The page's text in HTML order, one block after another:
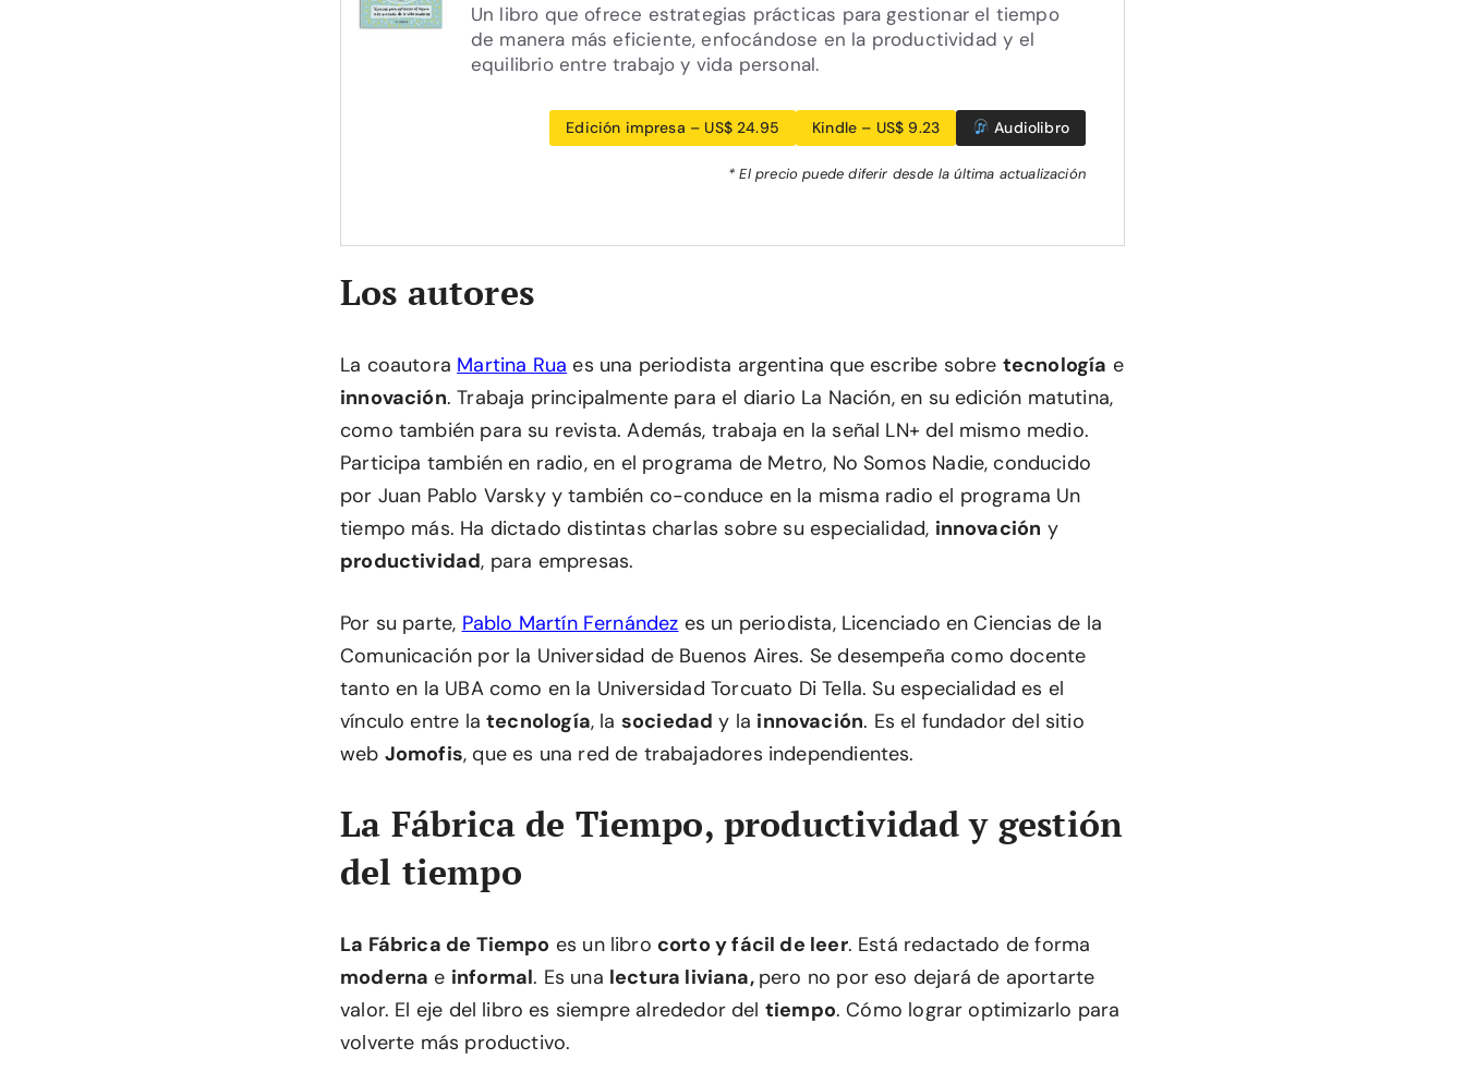
Un libro que ofrece estrategias prácticas para gestionar el tiempo
de manera más eficiente, enfocándose en la productividad y el
equilibrio entre trabajo y vida personal.
Edición impresa – US$ 24.95 Kindle – US$ 9.23 Audiolibro
* El precio puede diferir desde la última actualización
Los autores
La coautora Martina Rua es una periodista argentina que escribe sobre tecnología e
innovación. Trabaja principalmente para el diario La Nación, en su edición matutina,
como también para su revista. Además, trabaja en la señal LN+ del mismo medio.
Participa también en radio, en el programa de Metro, No Somos Nadie, conducido
por Juan Pablo Varsky y también co-conduce en la misma radio el programa Un
tiempo más. Ha dictado distintas charlas sobre su especialidad, innovación y
productividad, para empresas.
Por su parte, Pablo Martín Fernández es un periodista, Licenciado en Ciencias de la
Comunicación por la Universidad de Buenos Aires. Se desempeña como docente
tanto en la UBA como en la Universidad Torcuato Di Tella. Su especialidad es el
vínculo entre latecnología, la sociedad y la innovación. Es el fundador del sitio
web Jomofis, que es una red de trabajadores independientes.
La Fábrica de Tiempo, productividad y gestión
del tiempo
La Fábrica de Tiempo es un libro corto y fácil de leer. Está redactado de forma
moderna e informal. Es una lectura liviana, pero no por eso dejará de aportarte
valor. El eje del libro es siempre alrededor del tiempo. Cómo lograr optimizarlo para
volverte más productivo.